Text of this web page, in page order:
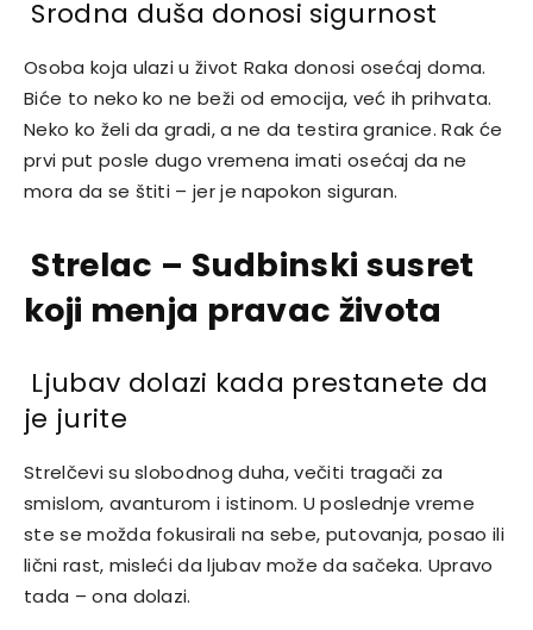
Srodna duša donosi sigurnost
Osoba koja ulazi u život Raka donosi osećaj doma.
Biće to neko ko ne beži od emocija, već ih prihvata.
Neko ko želi da gradi, a ne da testira granice. Rak će
prvi put posle dugo vremena imati osećaj da ne
mora da se štiti – jer je napokon siguran.
Strelac – Sudbinski susret
koji menja pravac života
Ljubav dolazi kada prestanete da
je jurite
Strelčevi su slobodnog duha, večiti tragači za
smislom, avanturom i istinom. U poslednje vreme
ste se možda fokusirali na sebe, putovanja, posao ili
lični rast, misleći da ljubav može da sačeka. Upravo
tada – ona dolazi.